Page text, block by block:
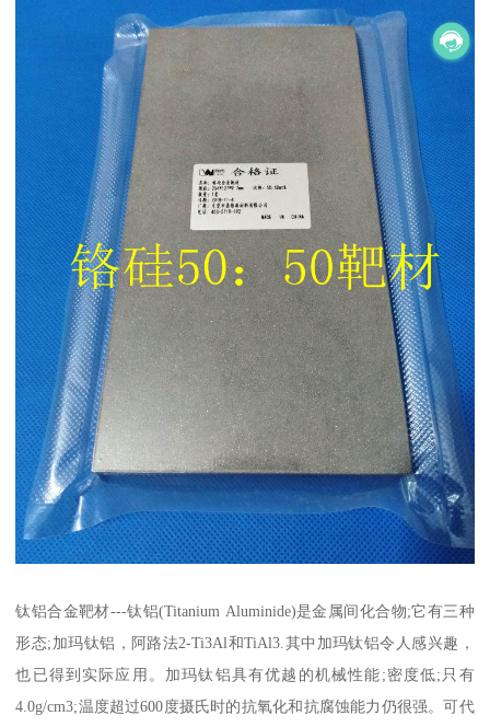
钛铝合金靶材---钛铝(Titanium Aluminide)是金属间化合物;它有三种
形态;加玛钛铝，阿路法2-Ti3Al和TiAl3.其中加玛钛铝令人感兴趣，
也已得到实际应用。加玛钛铝具有优越的机械性能;密度低;只有
4.0g/cm3;温度超过600度摄氏时的抗氧化和抗腐蚀能力仍很强。可代